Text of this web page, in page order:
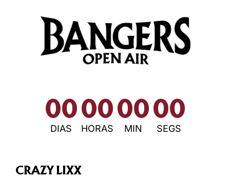
00
DIAS
00
HORAS
00
MIN
00
SEGS
CRAZY LIXX